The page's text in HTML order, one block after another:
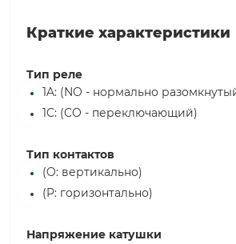
Краткие характеристики
Тип реле
1A: (NO - нормально
1C: (CO - переключающий)
Тип контактов
(O: вертикально)
(P: горизонтально)
Напряжение катушки